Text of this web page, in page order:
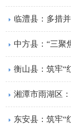
临澧县：多措
中方县：“三聚
衡山县：筑牢“
湘潭市雨湖区
东安县：筑牢“